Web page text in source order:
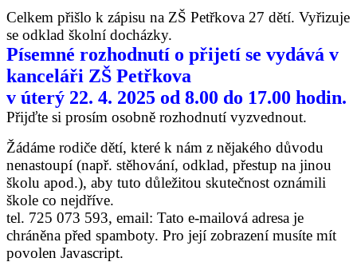
Celkem přišlo k zápisu na ZŠ Petřkova 27 dětí. Vyřizuje
se odklad školní docházky.
Písemné rozhodnutí o přijetí se vydává v
kanceláři ZŠ Petřkova
v úterý 22. 4. 2025 od 8.00 do 17.00 hodin.
Přijďte si prosím osobně rozhodnutí vyzvednout.
Žádáme rodiče dětí, které k nám z nějakého důvodu
nenastoupí (např. stěhování, odklad, přestup na jinou
školu apod.), aby tuto důležitou skutečnost oznámili
škole co nejdříve.
tel. 725 073 593, email: Tato e-mailová adresa je
chráněna před spamboty. Pro její zobrazení musíte mít
povolen Javascript.